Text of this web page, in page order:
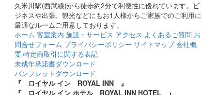
久米川駅(西武線)から徒歩約2分で利便性に優れています。ビ
ジネスや出張、観光などにもお1人様からご家族でのご利用に
最適なルームご用意しております。
ホーム 客室案内 施設・サービス アクセス よくあるご質問 お
問合せフォーム プライバシーポリシー サイトマップ 会社概
要 特定商取引に関する表記
未成年承諾書ダウンロード
パンフレットダウンロード
『 ロイヤル イン ROYAL INN 』
『 ロイヤル イン ホテル ROYAL INN HOTEL 』